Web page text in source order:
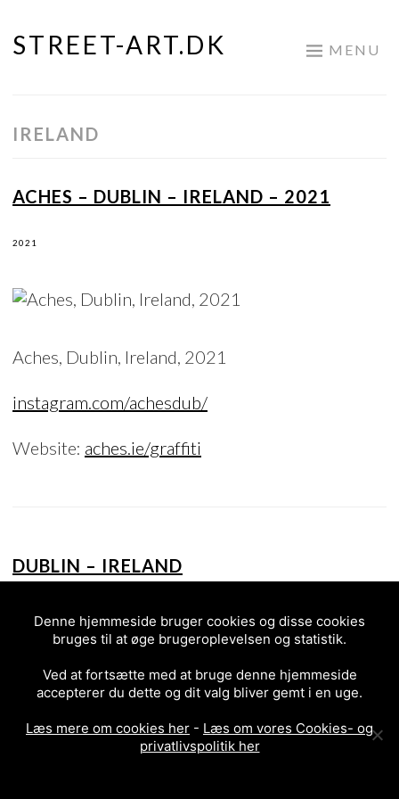
Skip
STREET-ART.DK MENU
IRELAND
ACHES – DUBLIN – IRELAND – 2021
2021
Aches, Dublin, Ireland, 2021
instagram.com/achesdub/
Website: aches.ie/graffiti
DUBLIN – IRELAND
Denne hjemmeside bruger cookies og disse cookies
bruges til at øge brugeroplevelsen og statistik.
Ved at fortsætte med at bruge denne hjemmeside
accepterer du dette og dit valg bliver gemt i en uge.
Læs mere om cookies her - Læs om vores Cookies- og
privatlivspolitik her